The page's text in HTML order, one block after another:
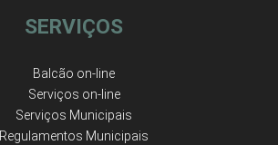
SERVIÇOS
Balcão on-line
Serviços on-line
Serviços Municipais
Regulamentos Municipais